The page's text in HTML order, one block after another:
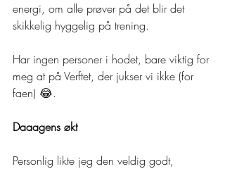
energi, om alle prøver på det blir det
skikkelig hyggelig på trening.
Har ingen personer i hodet, bare viktig for
meg at på Verftet, der jukser vi ikke (for
faen) 😂.
Daaagens økt
Personlig likte jeg den veldig godt,